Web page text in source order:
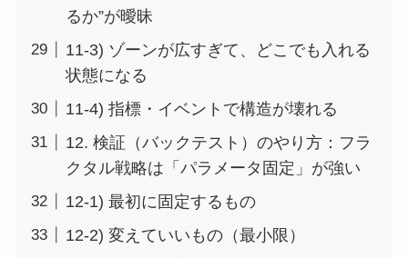
るか”が曖昧
11-3) ゾーンが広すぎて、どこでも入れる
状態になる
11-4) 指標・イベントで構造が壊れる
12. 検証（バックテスト）のやり方：フラ
クタル戦略は「パラメータ固定」が強い
12-1) 最初に固定するもの
12-2) 変えていいもの（最小限）